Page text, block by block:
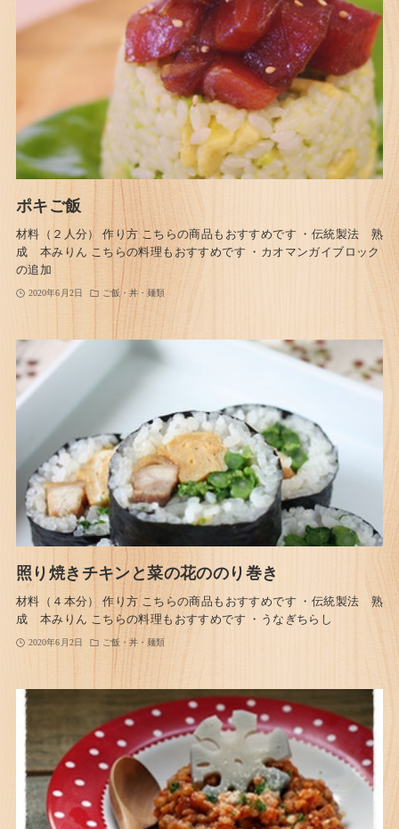
ポキご飯
材料（２人分） 作り方 こちらの商品もおすすめです ・伝統製法 熟
成 本みりん こちらの料理もおすすめです ・カオマンガイブロック
の追加
2020年6月2日 ご飯・丼・麺類
照り焼きチキンと菜の花ののり巻き
材料（４本分） 作り方 こちらの商品もおすすめです ・伝統製法 熟
成 本みりん こちらの料理もおすすめです ・うなぎちらし
2020年6月2日 ご飯・丼・麺類